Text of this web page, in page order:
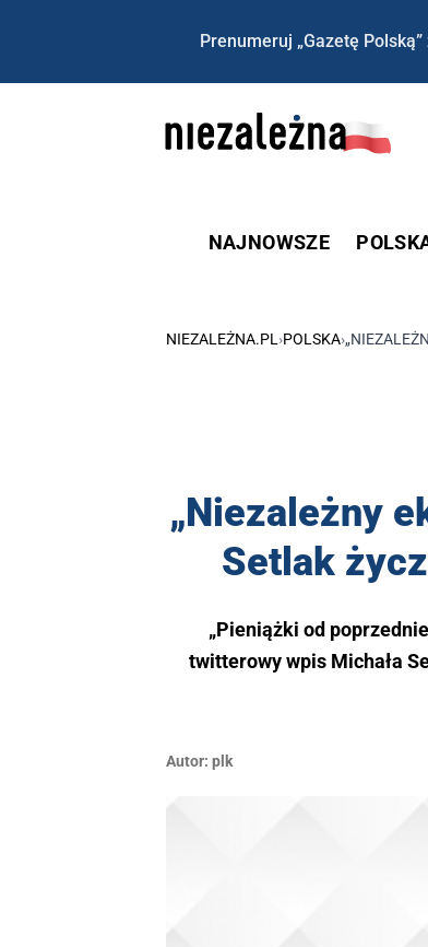
Prenumeruj „Gazetę
NAJNOWSZE
NIEZALEŻNA.PL ›POLSKA›
​„Niezależny
Setlak
„Pieniążki od
twitterowy wpis Michała
Autor: plk